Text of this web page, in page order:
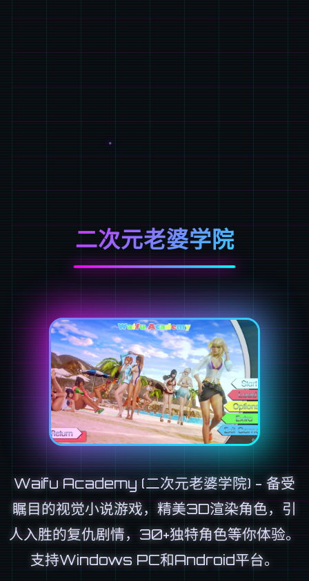
二次元老婆学院
Waifu Academy (二次元老婆学院) - 备受
瞩目的视觉小说游戏，精美3D渲染角色，引
人入胜的复仇剧情，30+独特角色等你体验。
支持Windows PC和Android平台。